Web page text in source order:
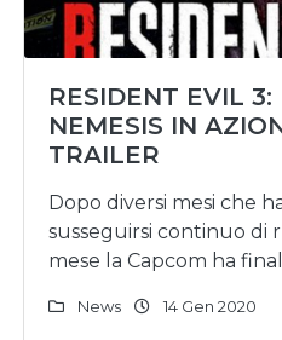
RESIDENT EVIL 3:
NEMESIS IN
TRAILER
Dopo diversi mesi che
susseguirsi continuo di
mese la Capcom ha
News 14 Gen 2020